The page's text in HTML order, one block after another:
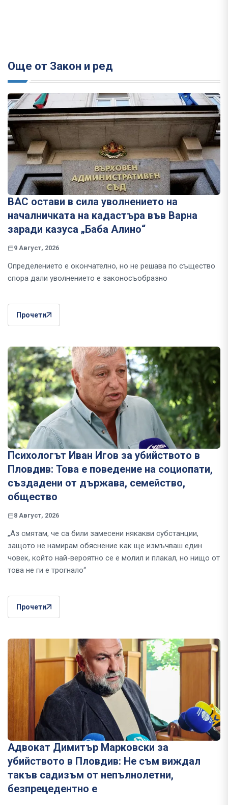
Още от Закон и ред
ВАС остави в сила уволнението на
началничката на кадастъра във Варна
заради казуса „Баба Алино“
9 Август, 2026
Определението е окончателно, но не решава по същество
спора дали уволнението е законосъобразно
Прочети
Психологът Иван Игов за убийството в
Пловдив: Това е поведение на социопати,
създадени от държава, семейство,
общество
8 Август, 2026
„Аз смятам, че са били замесени някакви субстанции,
защото не намирам обяснение как ще измъчваш един
човек, който най-вероятно се е молил и плакал, но нищо от
това не ги е трогнало“
Прочети
Адвокат Димитър Марковски за
убийството в Пловдив: Не съм виждал
такъв садизъм от непълнолетни,
безпрецедентно е